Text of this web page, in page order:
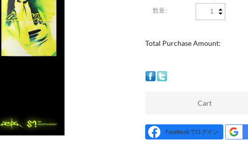
数量 :
Total Purchase Amount:
Cart
Facebookでログイン